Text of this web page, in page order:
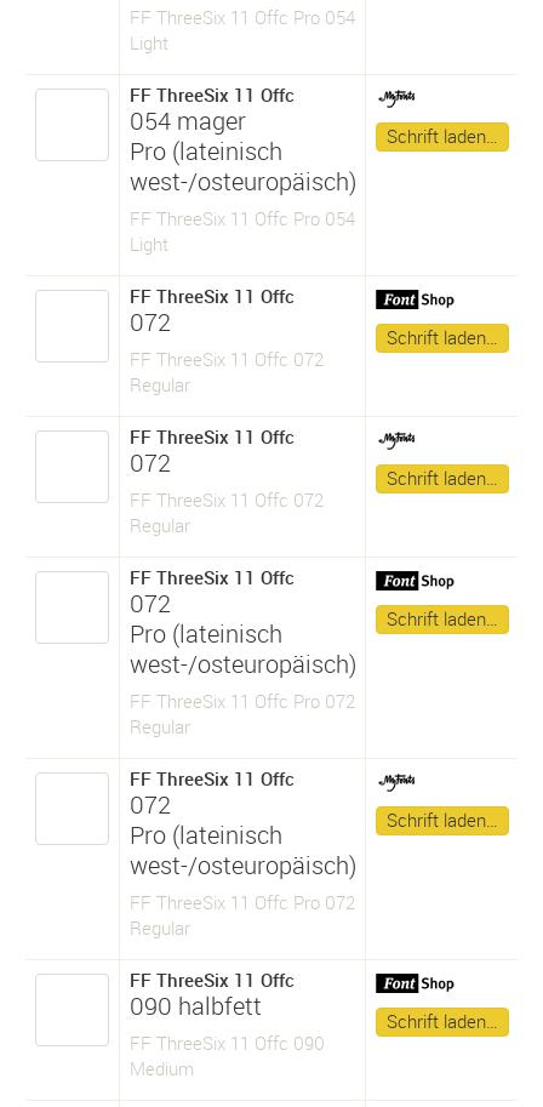
FF ThreeSix 11 Offc Pro 054
Light
FF ThreeSix 11 Offc
054 mager
Pro (lateinisch
west-/osteuropäisch)
FF ThreeSix 11 Offc Pro 054
Light
Schrift laden…
FF ThreeSix 11 Offc
072
FF ThreeSix 11 Offc 072
Regular
Schrift laden…
FF ThreeSix 11 Offc
072
FF ThreeSix 11 Offc 072
Regular
Schrift laden…
FF ThreeSix 11 Offc
072
Pro (lateinisch
west-/osteuropäisch)
FF ThreeSix 11 Offc Pro 072
Regular
Schrift laden…
FF ThreeSix 11 Offc
072
Pro (lateinisch
west-/osteuropäisch)
FF ThreeSix 11 Offc Pro 072
Regular
Schrift laden…
FF ThreeSix 11 Offc
090 halbfett
FF ThreeSix 11 Offc 090
Medium
Schrift laden…